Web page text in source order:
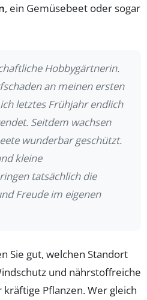
, ein Gemüsebeet oder sogar
Hobbygärtnerin.
an meinen ersten
letztes Frühjahr endlich
Seitdem wachsen
wunderbar geschützt.
kleine
tatsächlich die
Freude im eigenen
Sie gut, welchen Standort
und nährstoffreiche
kräftige Pflanzen. Wer gleich